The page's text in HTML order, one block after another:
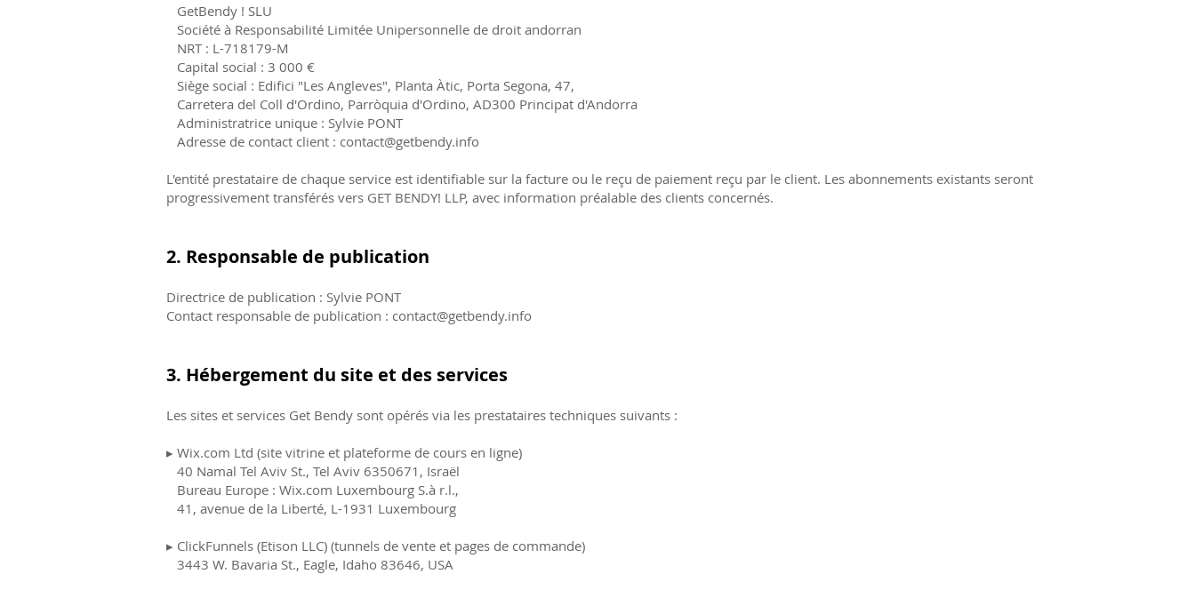
GetBendy ! SLU
Société à Responsabilité Limitée Unipersonnelle de droit andorran
NRT : L-718179-M
Capital social : 3 000 €
Siège social : Edifici "Les Angleves", Planta Àtic, Porta Segona, 47,
Carretera del Coll d'Ordino, Parròquia d'Ordino, AD300 Principat d'Andorra
Administratrice unique : Sylvie PONT
Adresse de contact client : contact@getbendy.info
L'entité prestataire de chaque service est identifiable sur la facture ou le reçu de paiement reçu par le client. Les abonnements existants seront
progressivement transférés vers GET BENDY! LLP, avec information préalable des clients concernés.
2. Responsable de publication
Directrice de publication : Sylvie PONT
Contact responsable de publication : contact@getbendy.info
3. Hébergement du site et des services
Les sites et services Get Bendy sont opérés via les prestataires techniques suivants :
▸ Wix.com Ltd (site vitrine et plateforme de cours en ligne)
40 Namal Tel Aviv St., Tel Aviv 6350671, Israël
Bureau Europe : Wix.com Luxembourg S.à r.l.,
41, avenue de la Liberté, L-1931 Luxembourg
▸ ClickFunnels (Etison LLC) (tunnels de vente et pages de commande)
3443 W. Bavaria St., Eagle, Idaho 83646, USA